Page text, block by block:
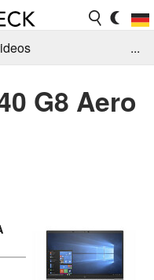
Jobs
...
G8 Aero